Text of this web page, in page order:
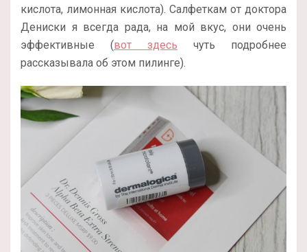
кислота, лимонная кислота). Салфеткам от доктора
Дениски я всегда рада, на мой вкус, они очень
эффективные (вот здесь чуть подробнее
рассказывала об этом пилинге).